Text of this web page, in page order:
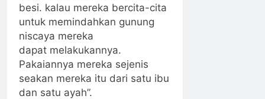
besi. kalau mereka bercita-cita
untuk memindahkan gunung
niscaya mereka
dapat melakukannya.
Pakaiannya mereka sejenis
seakan mereka itu dari satu ibu
dan satu ayah”.